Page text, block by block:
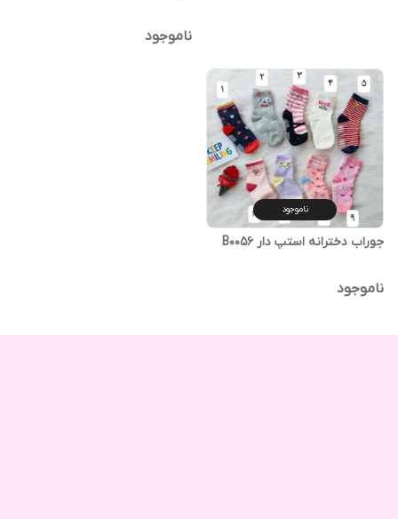
ناموجود
ناموجود
جوراب دخترانه استپ دار B0056
ناموجود